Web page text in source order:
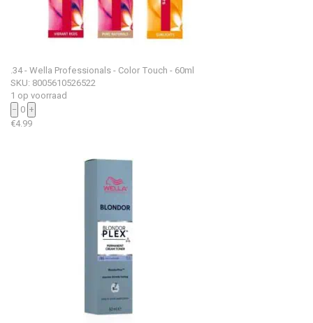
.34 - Wella Professionals - Color Touch - 60ml
SKU: 8005610526522
1 op voorraad
− 0 +
€4.99